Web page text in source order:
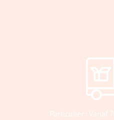
Particulier : Vanaf